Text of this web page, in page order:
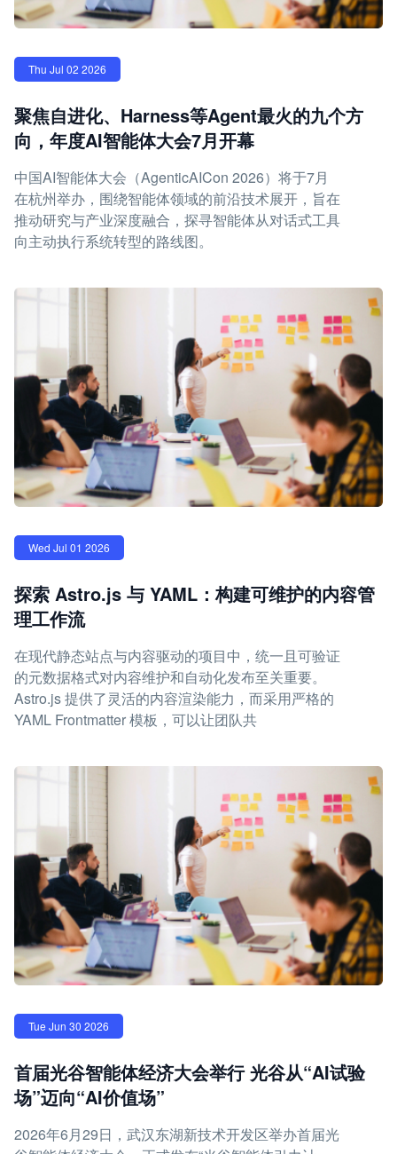
Thu Jul 02 2026
聚焦自进化、Harness等Agent最火的九个方
向，年度AI智能体大会7月开幕
中国AI智能体大会（AgenticAICon 2026）将于7月
在杭州举办，围绕智能体领域的前沿技术展开，旨在
推动研究与产业深度融合，探寻智能体从对话式工具
向主动执行系统转型的路线图。
Wed Jul 01 2026
探索 Astro.js 与 YAML：构建可维护的内容管
理工作流
在现代静态站点与内容驱动的项目中，统一且可验证
的元数据格式对内容维护和自动化发布至关重要。
Astro.js 提供了灵活的内容渲染能力，而采用严格的
YAML Frontmatter 模板，可以让团队共
Tue Jun 30 2026
首届光谷智能体经济大会举行 光谷从“AI试验
场”迈向“AI价值场”
2026年6月29日，武汉东湖新技术开发区举办首届光